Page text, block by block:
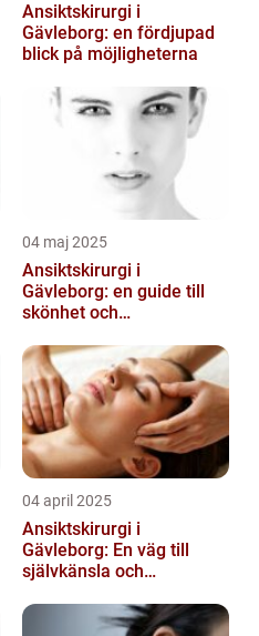
Ansiktskirurgi i
Gävleborg: en fördjupad
blick på möjligheterna
04 maj 2025
Ansiktskirurgi i
Gävleborg: en guide till
skönhet och
04 april 2025
Ansiktskirurgi i
Gävleborg: En väg till
självkänsla och